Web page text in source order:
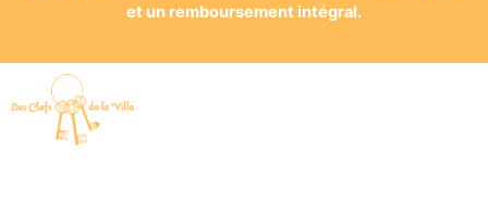
et un remboursement intégral.